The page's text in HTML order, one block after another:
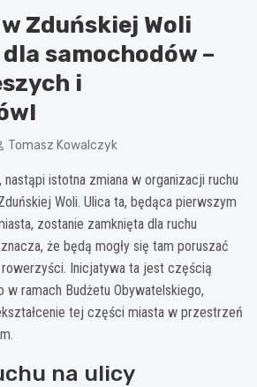
Zduńskiej Woli
samochodów –
i
Tomasz Kowalczyk
istotna zmiana w organizacji ruchu
Woli. Ulica ta, będąca pierwszym
zostanie zamknięta dla ruchu
że będą mogły się tam poruszać
Inicjatywa ta jest częścią
ramach Budżetu Obywatelskiego,
tej części miasta w przestrzeń
na ulicy